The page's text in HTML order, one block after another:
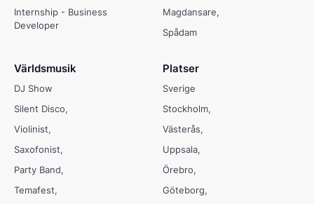
Internship - Business
Developer
Magdansare
Spådam
Världsmusik
DJ Show
Silent Disco
Violinist
Saxofonist
Party Band
Temafest
Platser
Sverige
Stockholm
Västerås
Uppsala
Örebro
Göteborg